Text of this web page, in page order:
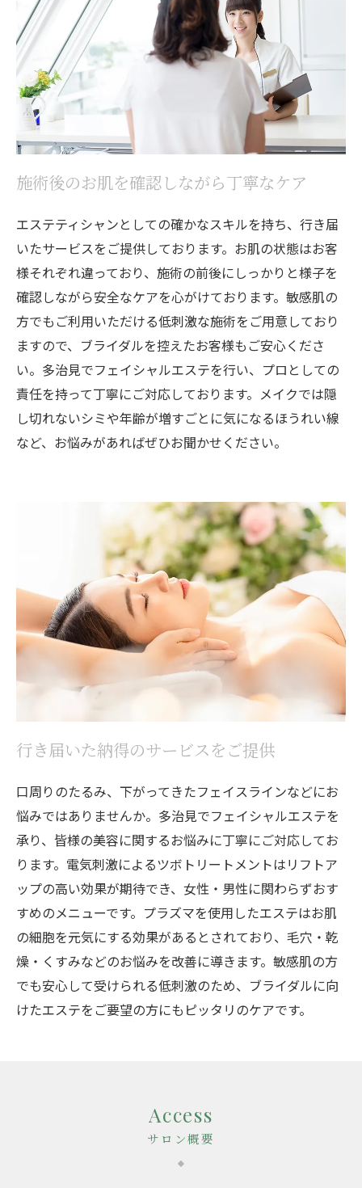
施術後のお肌を確認しながら丁寧なケア
エステティシャンとしての確かなスキルを持ち、行き届
いたサービスをご提供しております。お肌の状態はお客
様それぞれ違っており、施術の前後にしっかりと様子を
確認しながら安全なケアを心がけております。敏感肌の
方でもご利用いただける低刺激な施術をご用意しており
ますので、ブライダルを控えたお客様もご安心くださ
い。多治見でフェイシャルエステを行い、プロとしての
責任を持って丁寧にご対応しております。メイクでは隠
し切れないシミや年齢が増すごとに気になるほうれい線
など、お悩みがあればぜひお聞かせください。
行き届いた納得のサービスをご提供
口周りのたるみ、下がってきたフェイスラインなどにお
悩みではありませんか。多治見でフェイシャルエステを
承り、皆様の美容に関するお悩みに丁寧にご対応してお
ります。電気刺激によるツボトリートメントはリフトア
ップの高い効果が期待でき、女性・男性に関わらずおす
すめのメニューです。プラズマを使用したエステはお肌
の細胞を元気にする効果があるとされており、毛穴・乾
燥・くすみなどのお悩みを改善に導きます。敏感肌の方
でも安心して受けられる低刺激のため、ブライダルに向
けたエステをご要望の方にもピッタリのケアです。
サロン概要
Access